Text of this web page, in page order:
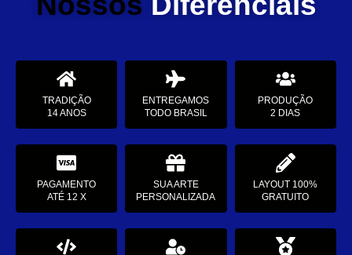
TRADIÇÃO
14 ANOS
ENTREGAMOS
TODO BRASIL
PRODUÇÃO
2 DIAS
PAGAMENTO
ATÉ 12 X
SUA ARTE
PERSONALIZADA
LAYOUT 100%
GRATUITO